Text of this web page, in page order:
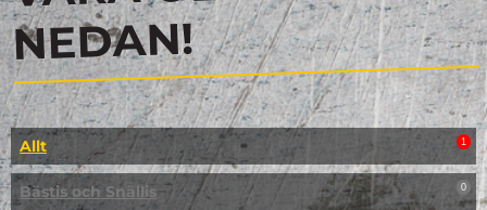
NEDAN!
Allt 1
Bästis och Snällis 0